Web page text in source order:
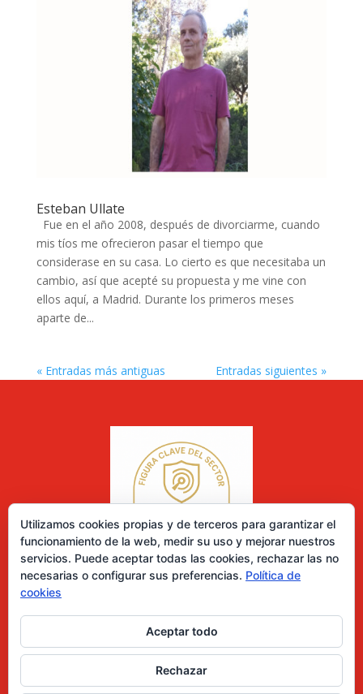
Esteban Ullate
Fue en el año 2008, después de divorciarme, cuando
mis tíos me ofrecieron pasar el tiempo que
considerase en su casa. Lo cierto es que necesitaba un
cambio, así que acepté su propuesta y me vine con
ellos aquí, a Madrid. Durante los primeros meses
aparte de...
« Entradas más antiguas Entradas siguientes »
0 elementos
Desarrollado por Diseñador web para empresas
Utilizamos cookies propias y de terceros para garantizar el
funcionamiento de la web, medir su uso y mejorar nuestros
servicios. Puede aceptar todas las cookies, rechazar las no
necesarias o configurar sus preferencias. Política de
cookies
Aceptar todo
Rechazar